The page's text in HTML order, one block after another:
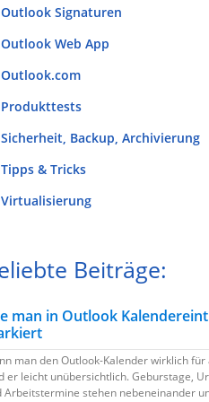
Outlook Signaturen
Outlook Web App
Outlook.com
Produkttests
Sicherheit, Backup, Archivierung
Tipps & Tricks
Virtualisierung
Beiträge:
man in Outlook
man den Outlook-Kalender wirklich
er leicht unübersichtlich. Geburstage,
Arbeitstermine stehen nebeneinander